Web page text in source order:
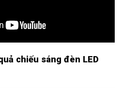
chiếu sáng đèn LED